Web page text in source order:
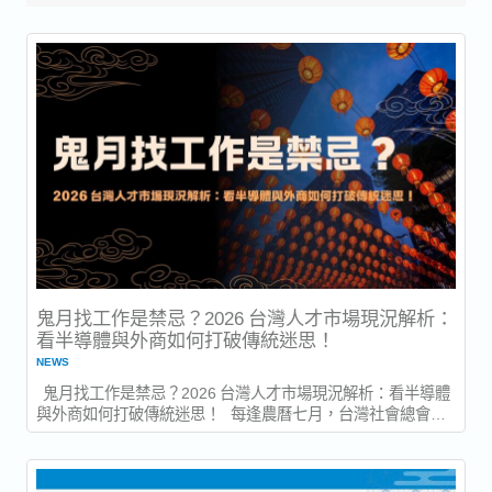
鬼月找工作是禁忌？2026 台灣人才市場現況解析：
看半導體與外商如何打破傳統迷思！
NEWS
鬼月找工作是禁忌？2026 台灣人才市場現況解析：看半導體
與外商如何打破傳統迷思！ 每逢農曆七月，台灣社會總會流
傳著許多來自長輩的溫馨叮嚀：「鬼月不要亂換工作」、「重
大合約先緩緩」、「重要的人生決定等開完工再說」。2026
年的農曆七月將於 8 月 13 日正式開始，一路延續至 9 月...